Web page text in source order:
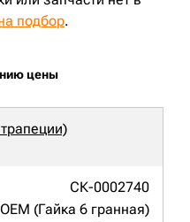
R210LC-3;
PR724LGP;
подбор.
цены
СК-0002740
OEM (Гайка 6 гранная)